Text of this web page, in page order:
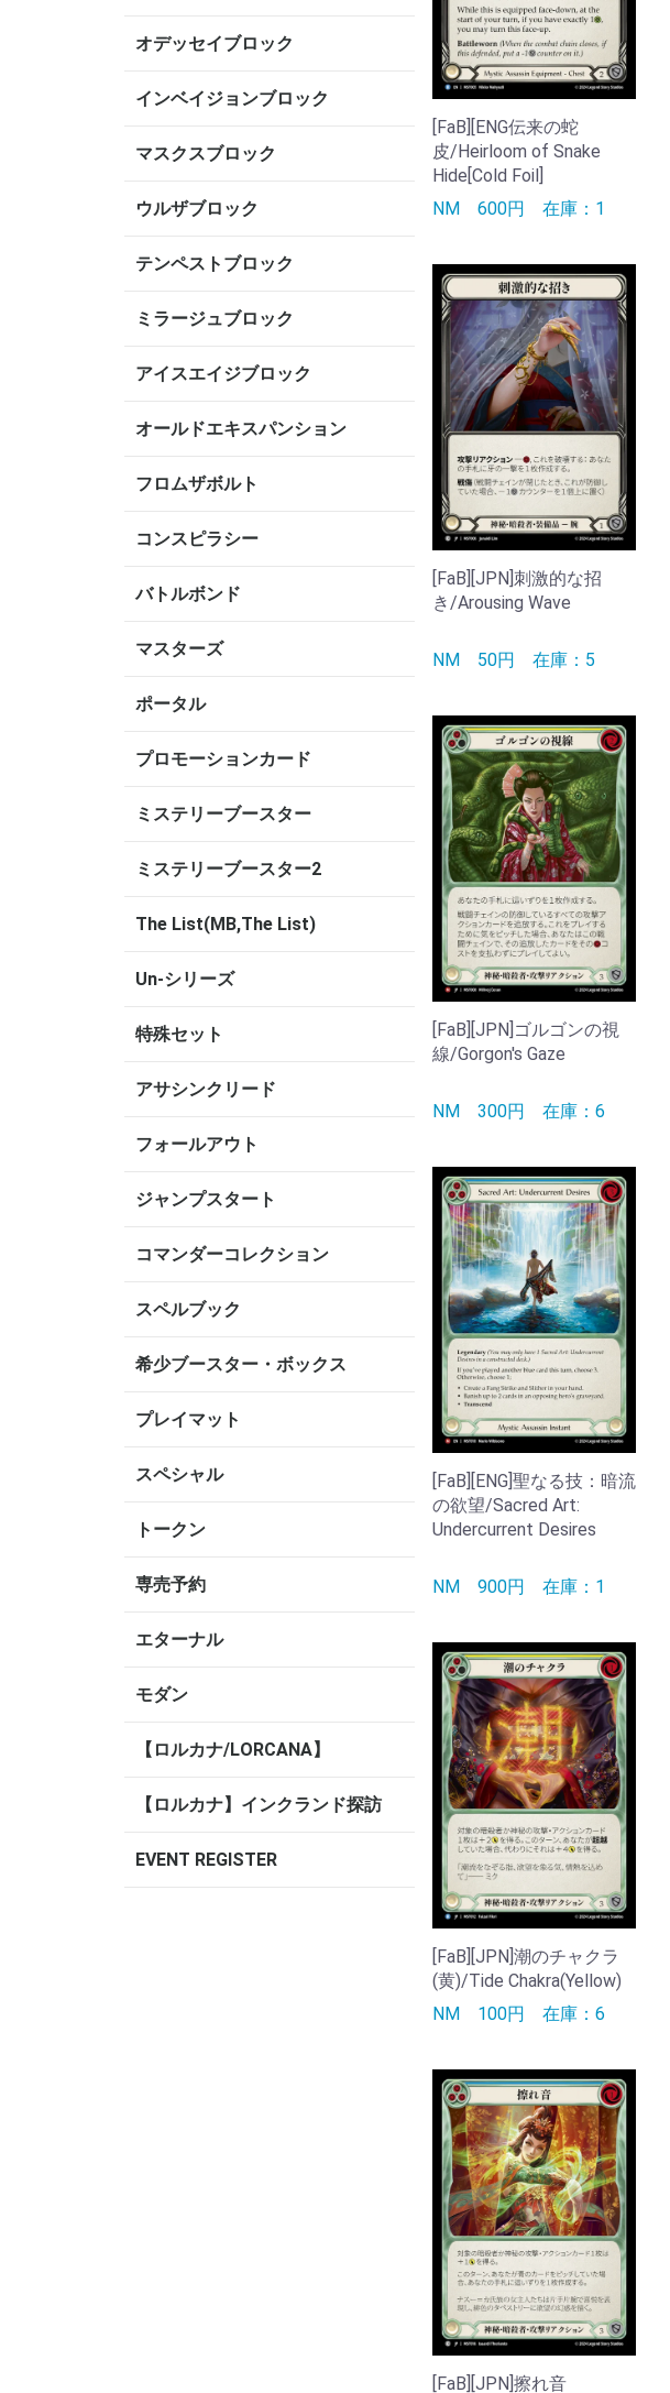
オデッセイブロック
インベイジョンブロック
マスクスブロック
ウルザブロック
テンペストブロック
ミラージュブロック
アイスエイジブロック
オールドエキスパンション
フロムザボルト
コンスピラシー
バトルボンド
マスターズ
ポータル
プロモーションカード
ミステリーブースター
ミステリーブースター2
The List(MB,The List)
Un-シリーズ
特殊セット
アサシンクリード
フォールアウト
ジャンプスタート
コマンダーコレクション
スペルブック
希少ブースター・ボックス
プレイマット
スペシャル
トークン
専売予約
エターナル
モダン
【ロルカナ/LORCANA】
【ロルカナ】インクランド探訪
EVENT REGISTER
[FaB][ENG伝来の蛇
皮/Heirloom of Snake
Hide[Cold Foil]
NM 600円 在庫：1
[FaB][JPN]刺激的な招
き/Arousing Wave
NM 50円 在庫：5
[FaB][JPN]ゴルゴンの視
線/Gorgon's Gaze
NM 300円 在庫：6
[FaB][ENG]聖なる技：暗流
の欲望/Sacred Art:
Undercurrent Desires
NM 900円 在庫：1
[FaB][JPN]潮のチャクラ
(黄)/Tide Chakra(Yellow)
NM 100円 在庫：6
[FaB][JPN]擦れ音